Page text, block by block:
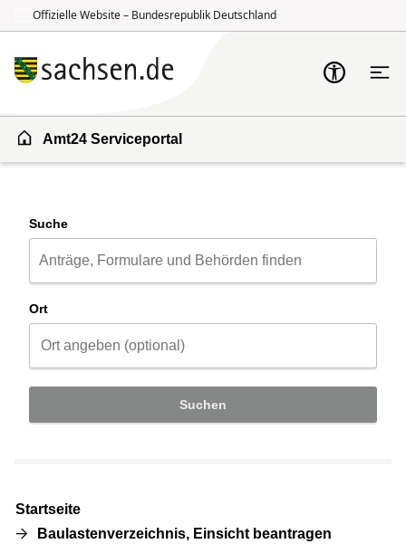
Offizielle Website – Bundesrepublik Deutschland
Amt24 Serviceportal
Suche
Ort
Suchen
Startseite
Baulastenverzeichnis, Einsicht beantragen